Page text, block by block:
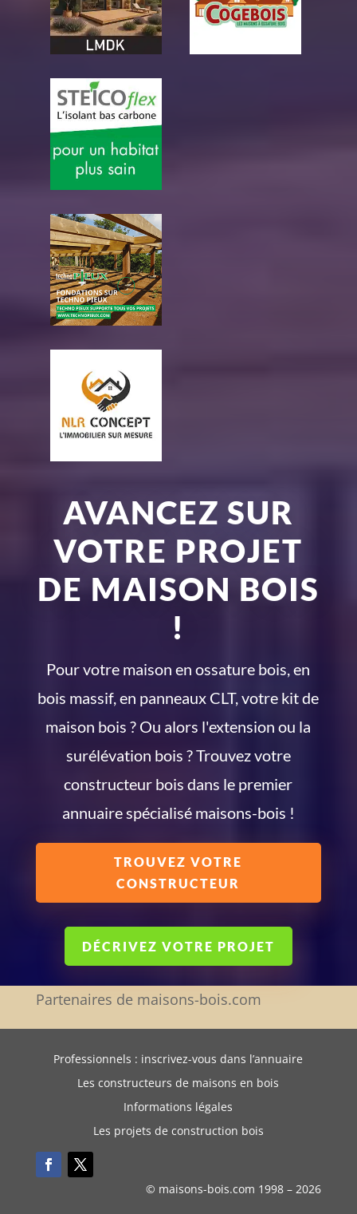
AVANCEZ SUR
VOTRE PROJET
DE MAISON BOIS
!
Pour votre maison en ossature bois, en
bois massif, en panneaux CLT, votre kit de
maison bois ? Ou alors l'extension ou la
surélévation bois ? Trouvez votre
constructeur bois dans le premier
annuaire spécialisé maisons-bois !
TROUVEZ VOTRE
CONSTRUCTEUR
DÉCRIVEZ VOTRE PROJET
Partenaires de maisons-bois.com
Professionnels : inscrivez-vous dans l’annuaire
Les constructeurs de maisons en bois
Informations légales
Les projets de construction bois
© maisons-bois.com 1998 –2026